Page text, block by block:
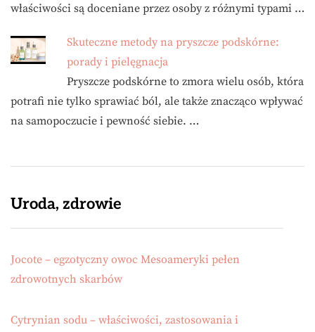
właściwości są doceniane przez osoby z różnymi typami …
Skuteczne metody na pryszcze podskórne:
porady i pielęgnacja
Pryszcze podskórne to zmora wielu osób, która
potrafi nie tylko sprawiać ból, ale także znacząco wpływać
na samopoczucie i pewność siebie. …
Uroda, zdrowie
Jocote – egzotyczny owoc Mesoameryki pełen
zdrowotnych skarbów
Cytrynian sodu – właściwości, zastosowania i